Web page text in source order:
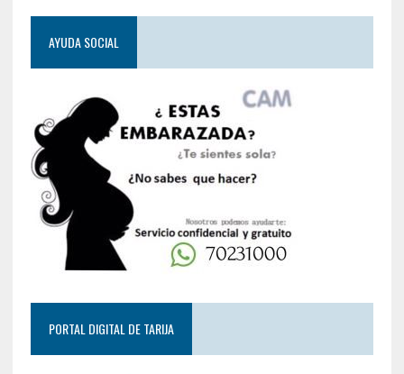
AYUDA SOCIAL
PORTAL DIGITAL DE TARIJA